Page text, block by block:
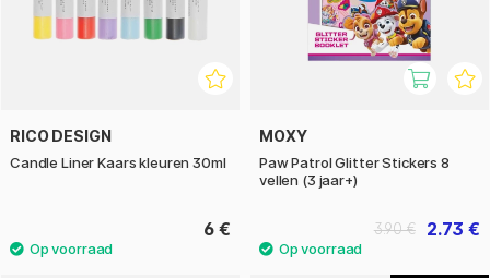
RICO DESIGN
Candle Liner Kaars kleuren 30ml
6 €
MOXY
Paw Patrol Glitter Stickers 8
vellen (3 jaar+)
2.73 €
3.90 €